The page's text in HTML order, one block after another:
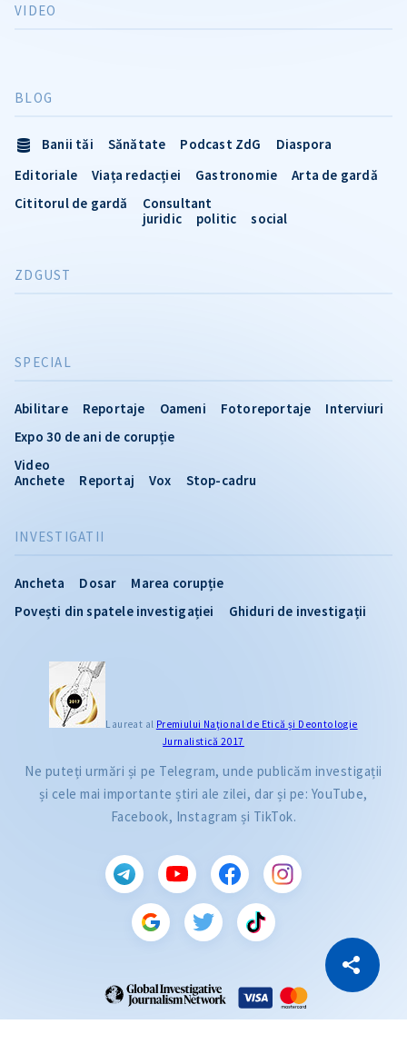
Copiază Link
INVESTIGATII
Ancheta Dosar
Marea corupție
Povești din spatele investigației
Ghiduri de investigații
VIDEO
SPECIAL
Abilitare Reportaje Oameni Fotoreportaje
Interviuri
Expo 30 de ani de corupție
Video
Anchete
Reportaj Vox Stop-cadru
BLOG
Banii tăi Sănătate Podcast ZdG
Diaspora
Editoriale
Viața redacției Gastronomie
Arta de gardă
Cititorul de gardă
Consultant
juridic
politic social
ZDGUST
Laureat al Premiului Naţional de Etică și Deontologie
Jurnalistică 2017
Ne puteți urmări și pe Telegram, unde publicăm investigații
și cele mai importante știri ale zilei, dar și pe: YouTube,
Facebook, Instagram și TikTok.